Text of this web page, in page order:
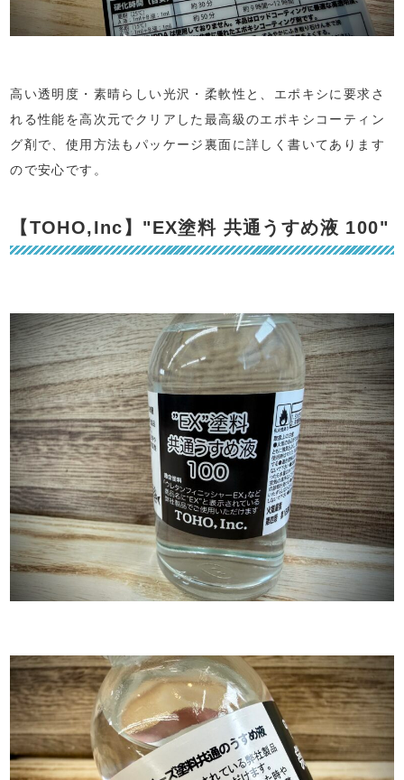
高い透明度・素晴らしい光沢・柔軟性と、エポキシに要求さ
れる性能を高次元でクリアした最高級のエポキシコーティン
グ剤で、使用方法もパッケージ裏面に詳しく書いてあります
ので安心です。
【TOHO,Inc】"EX塗料 共通うすめ液 100"